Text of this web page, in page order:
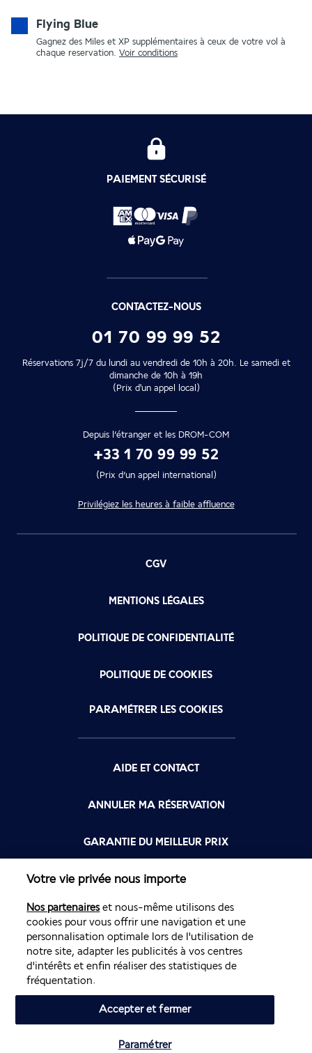
Flying Blue
Gagnez des Miles et XP supplémentaires à ceux de votre vol à
chaque reservation. Voir conditions
PAIEMENT SÉCURISÉ
CONTACTEZ-NOUS
01 70 99 99 52
Réservations 7j/7 du lundi au vendredi de 10h à 20h. Le samedi et
dimanche de 10h à 19h
(Prix d'un appel local)
Depuis l’étranger et les DROM-COM
+33 1 70 99 99 52
(Prix d’un appel international)
Privilégiez les heures à faible affluence
CGV
MENTIONS LÉGALES
POLITIQUE DE CONFIDENTIALITÉ
POLITIQUE DE COOKIES
PARAMÉTRER LES COOKIES
AIDE ET CONTACT
ANNULER MA RÉSERVATION
GARANTIE DU MEILLEUR PRIX
FLYING BLUE
FLEXIBILITÉ
Site édité par PerfectStay.com en partenariat avec Air France. Les
ventes sont réalisées par PerfectStay.com
Votre vie privée nous importe
Nos partenaireset nous-même utilisons des
cookies pour vous offrir une navigation et une
personnalisation optimale lors de l'utilisation de
notre site, adapter les publicités à vos centres
d'intérêts et enfin réaliser des statistiques de
fréquentation.
Paramétrer
Accepter et fermer